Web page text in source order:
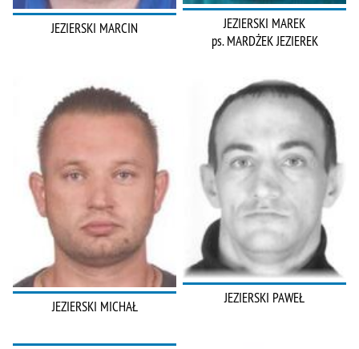
JEZIERSKI MARCIN
JEZIERSKI MAREK
ps. MARDŻEK JEZIEREK
JEZIERSKI MICHAŁ JEZIERSKI PAWEŁ